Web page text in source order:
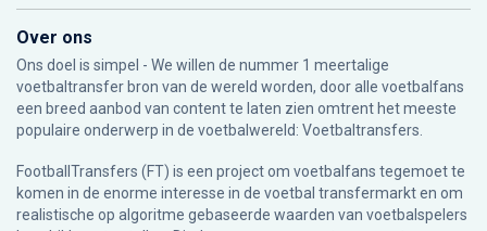
Over ons
Ons doel is simpel - We willen de nummer 1 meertalige
voetbaltransfer bron van de wereld worden, door alle voetbalfans
een breed aanbod van content te laten zien omtrent het meeste
populaire onderwerp in de voetbalwereld: Voetbaltransfers.
FootballTransfers (FT) is een project om voetbalfans tegemoet te
komen in de enorme interesse in de voetbal transfermarkt en om
realistische op algoritme gebaseerde waarden van voetbalspelers